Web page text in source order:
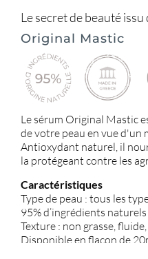
Le secret de beauté issu
Original Mastic
Le sérum Original Mastic
de votre peau en vue d'un
Antioxydant naturel, il
la protégeant contre les
Caractéristiques
Type de peau : tous les
95% d’ingrédients naturels
Texture : non grasse,
Disponible en flacon de